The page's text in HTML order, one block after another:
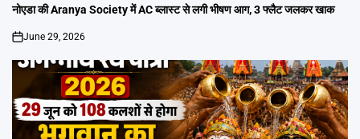
IN
नोएडा की Aranya Society में AC ब्लास्ट से लगी भीषण आग, 3 फ्लैट जलकर खाक
on
June 29, 2026